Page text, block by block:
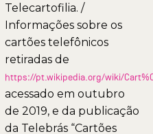
Telecartofilia. /
Informações sobre os
cartões telefônicos
retiradas de
https://pt.wikipedia.org/wiki/
acessado em outubro
de 2019, e da publicação
da Telebrás “Cartões